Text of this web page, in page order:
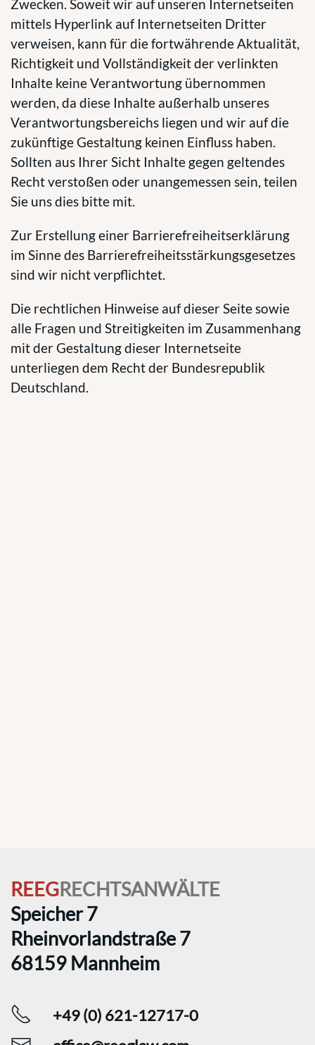
Zwecken. Soweit wir auf unseren Internetseiten
mittels Hyperlink auf Internetseiten Dritter
verweisen, kann für die fortwährende Aktualität,
Richtigkeit und Vollständigkeit der verlinkten
Inhalte keine Verantwortung übernommen
werden, da diese Inhalte außerhalb unseres
Verantwortungsbereichs liegen und wir auf die
zukünftige Gestaltung keinen Einfluss haben.
Sollten aus Ihrer Sicht Inhalte gegen geltendes
Recht verstoßen oder unangemessen sein, teilen
Sie uns dies bitte mit.
Zur Erstellung einer Barrierefreiheitserklärung
im Sinne des Barrierefreiheitsstärkungsgesetzes
sind wir nicht verpflichtet.
Die rechtlichen Hinweise auf dieser Seite sowie
alle Fragen und Streitigkeiten im Zusammenhang
mit der Gestaltung dieser Internetseite
unterliegen dem Recht der Bundesrepublik
Deutschland.
REEGRECHTSANWÄLTE
Speicher 7
Rheinvorlandstraße 7
68159 Mannheim
+49 (0) 621-12717-0